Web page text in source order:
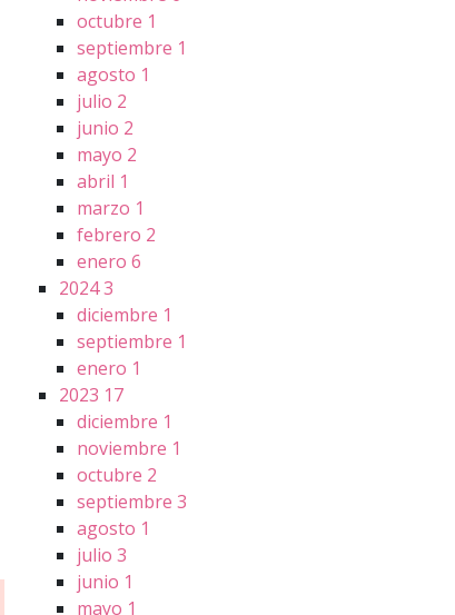
octubre 1
septiembre 1
agosto 1
julio 2
junio 2
mayo 2
abril 1
marzo 1
febrero 2
enero 6
20243
diciembre 1
septiembre 1
enero 1
2023 17
diciembre 1
noviembre 1
octubre 2
septiembre 3
agosto 1
julio 3
junio 1
mayo 1